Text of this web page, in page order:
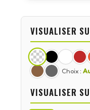
VISUALISER
Choix :
VISUALISER